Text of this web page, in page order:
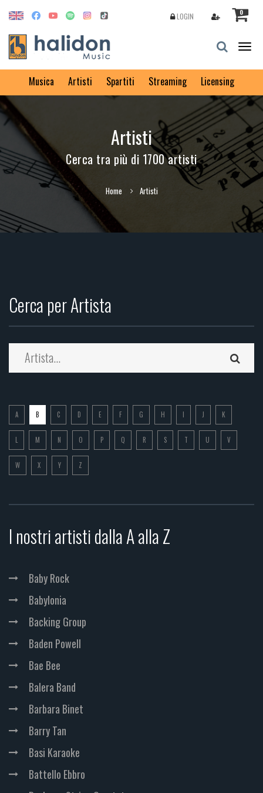
0
LOGIN
Musica Artisti Spartiti Streaming Licensing
Artisti
Cerca tra più di 1700 artisti
Home Artisti
Cerca per Artista
A B C D E F G H I J K
L M N O P Q R S T U V
W X Y Z
I nostri artisti dalla A alla Z
Baby Rock
Babylonia
Backing Group
Baden Powell
Bae Bee
Balera Band
Barbara Binet
Barry Tan
Basi Karaoke
Battello Ebbro